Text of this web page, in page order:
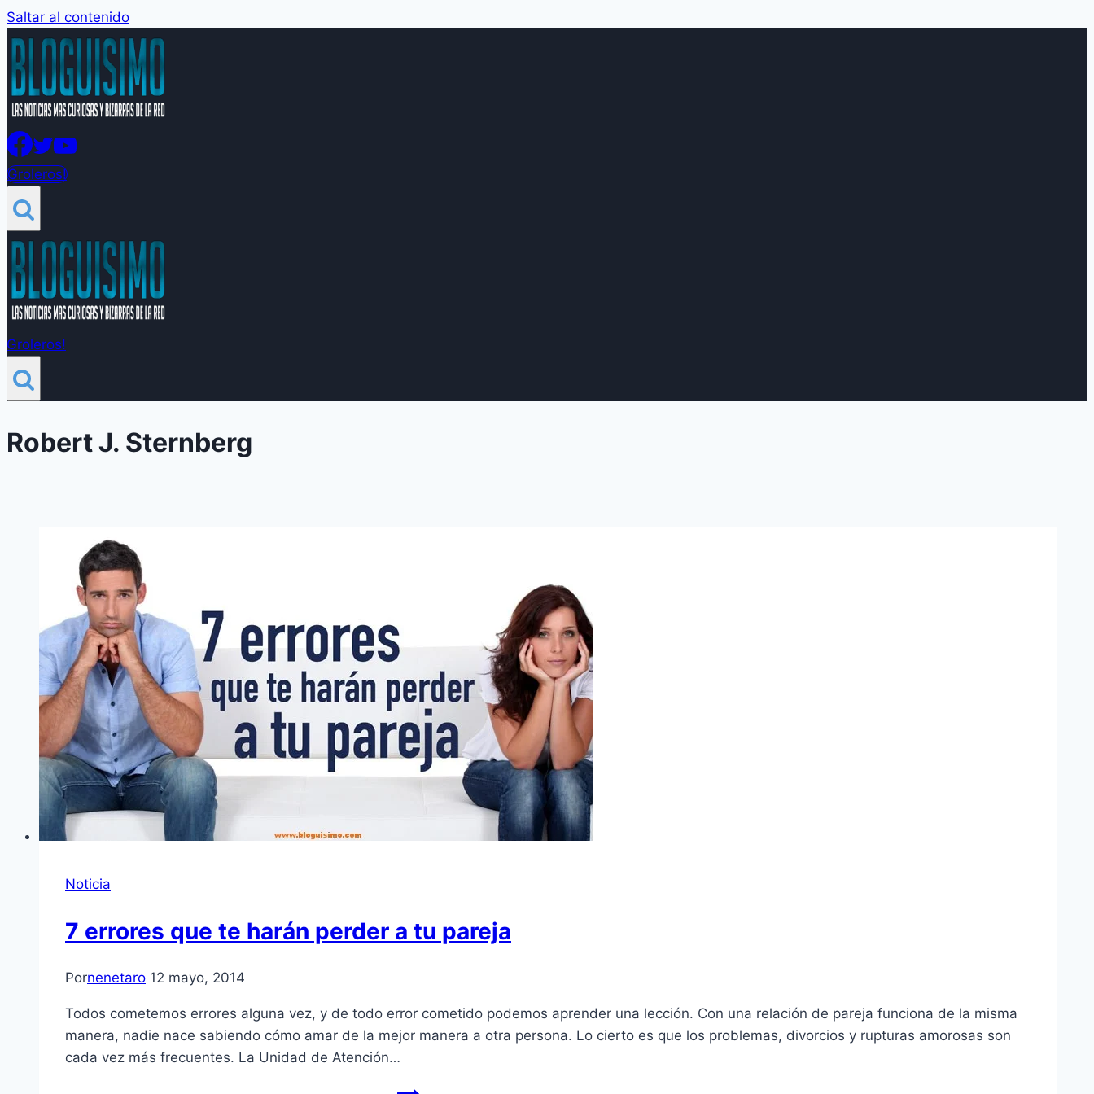
Saltar al contenido
Groleros!
Groleros!
Robert J. Sternberg
Noticia
7 errores que te harán perder a tu pareja
Pornenetaro 12 mayo, 2014
Todos cometemos errores alguna vez, y de todo error cometido podemos aprender una lección. Con una relación de pareja funciona de la misma
manera, nadie nace sabiendo cómo amar de la mejor manera a otra persona. Lo cierto es que los problemas, divorcios y rupturas amorosas son
cada vez más frecuentes. La Unidad de Atención…